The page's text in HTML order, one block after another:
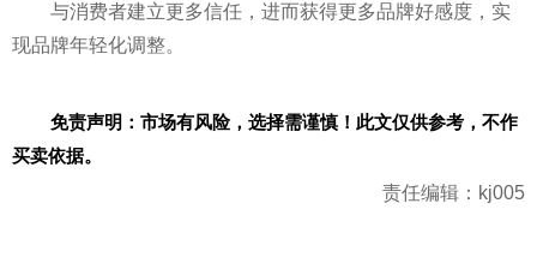
与消费者建立更多信任，进而获得更多品牌好感度，实
现品牌年轻化调整。
免责声明：市场有风险，选择需谨慎！此文仅供参考，不作
买卖依据。
责任编辑：kj005